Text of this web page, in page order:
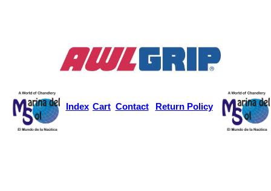
Index Cart Contact Return Policy